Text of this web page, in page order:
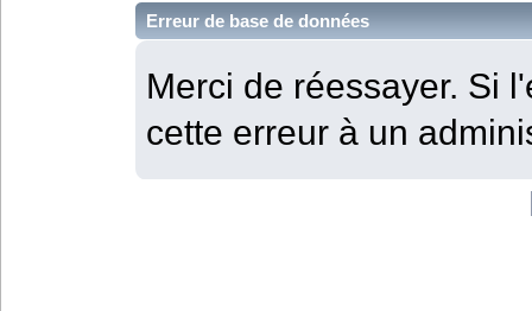
Erreur de base de données
Merci de réessayer. Si
cette erreur à un